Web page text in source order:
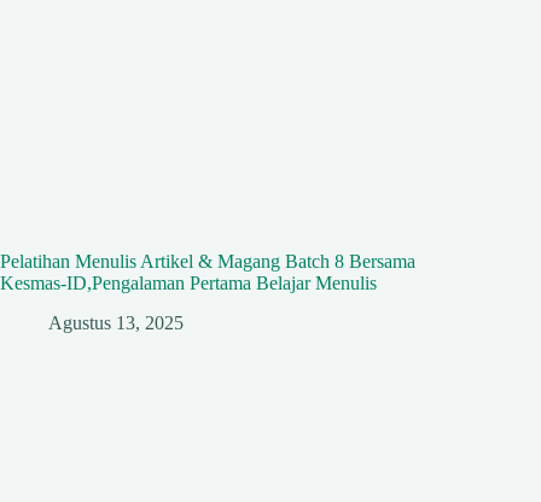
Pelatihan Menulis Artikel & Magang Batch 8 Bersama
Kesmas-ID,Pengalaman Pertama Belajar Menulis
Agustus 13, 2025